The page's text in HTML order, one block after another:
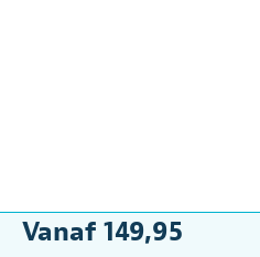
Vanaf 149,95